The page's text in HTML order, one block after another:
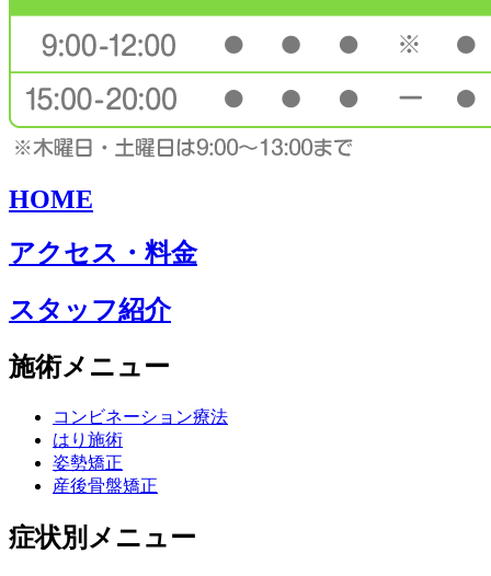
HOME
アクセス・料金
スタッフ紹介
施術メニュー
コンビネーション療法
はり施術
姿勢矯正
産後骨盤矯正
症状別メニュー